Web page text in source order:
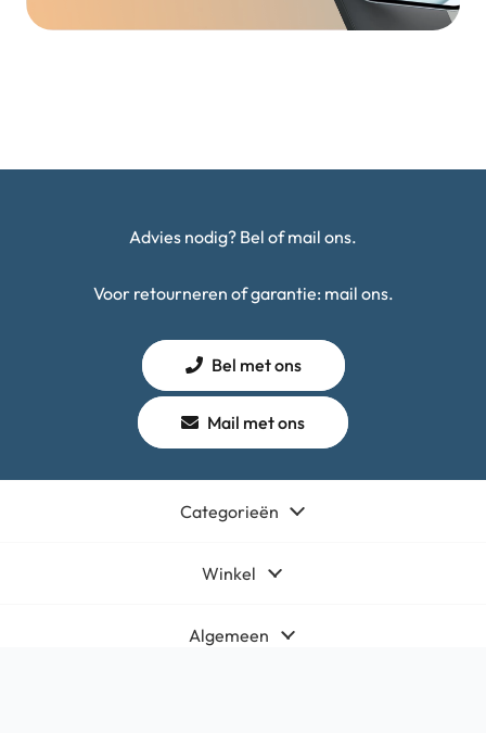
Advies nodig? Bel of mail ons.
Voor retourneren of garantie: mail ons.
Bel met ons
Mail met ons
Categorieën
Winkel
Algemeen